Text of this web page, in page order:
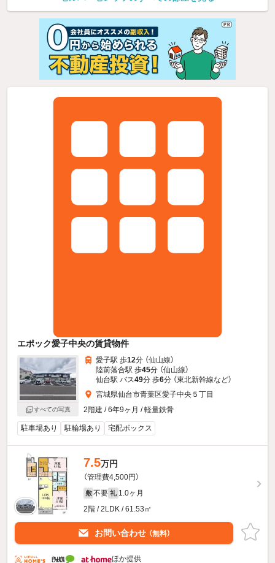
エポック愛子中央の賃貸物件
すべての写真
愛子駅 歩12分 （仙山線）
陸前落合駅 歩45分 （仙山線）
仙台駅 バス49分 歩6分 （東北新幹線など）
宮城県仙台市青葉区愛子中央５丁目
2階建 / 6年9ヶ月 / 軽量鉄骨
駐車場あり 駐輪場あり 宅配ボックス
7.5万円
（管理費4,500円）
敷 不要 礼 1.0ヶ月
2階 / 2LDK / 61.53㎡
お問い合わせ （無料）
ほか提供